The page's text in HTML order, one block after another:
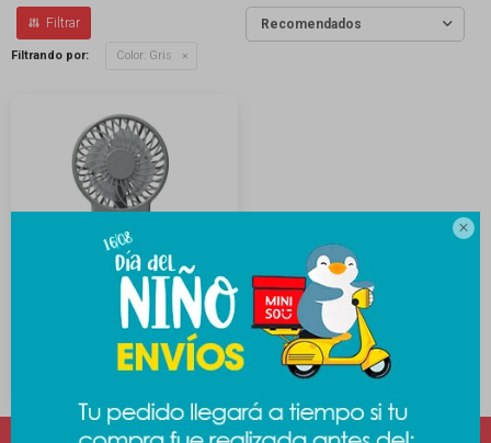

Recomendados
Filtrando por: Color: Gris
Ventilador de mano - gris